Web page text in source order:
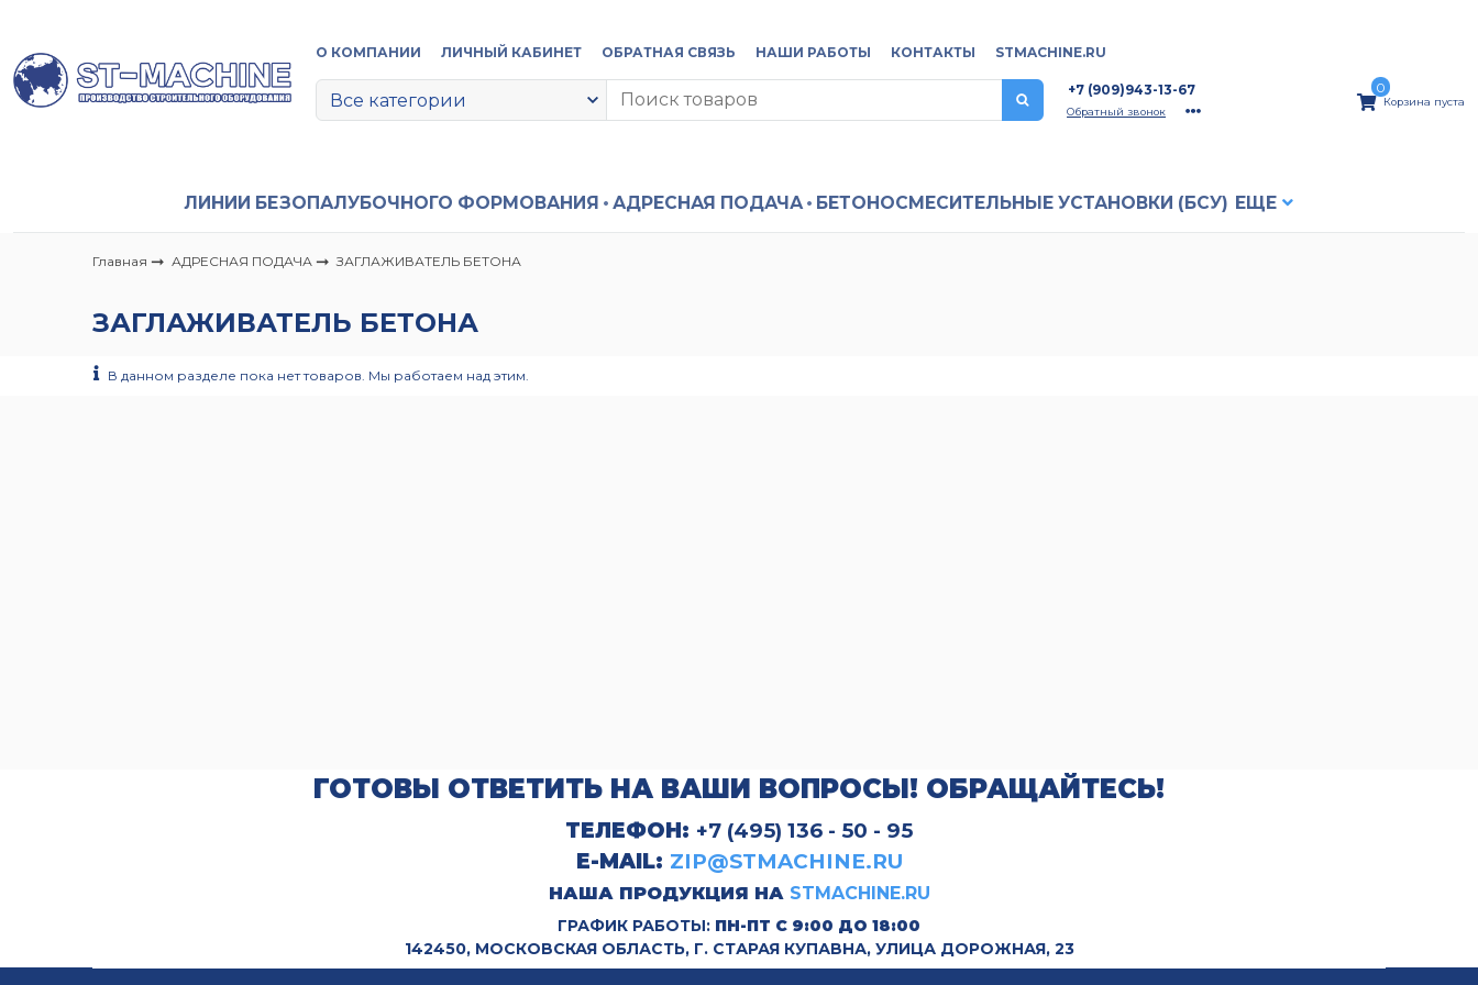
О КОМПАНИИ ЛИЧНЫЙ КАБИНЕТ ОБРАТНАЯ СВЯЗЬ НАШИ РАБОТЫ КОНТАКТЫ STMACHINE.RU
+7 (909)943-13-67
Обратный звонок
0
Корзина пуста
ЛИНИИ БЕЗОПАЛУБОЧНОГО ФОРМОВАНИЯ АДРЕСНАЯ ПОДАЧА БЕТОНОСМЕСИТЕЛЬНЫЕ УCТАНОВКИ (БСУ) ЕЩЕ
Главная АДРЕСНАЯ ПОДАЧА ЗАГЛАЖИВАТЕЛЬ БЕТОНА
ЗАГЛАЖИВАТЕЛЬ БЕТОНА
В данном разделе пока нет товаров. Мы работаем над этим.
ГОТОВЫ ОТВЕТИТЬ НА ВАШИ ВОПРОСЫ! ОБРАЩАЙТЕСЬ!
ТЕЛЕФОН: +7 (495) 136 - 50 - 95
E-MAIL: ZIP@STMACHINE.RU
НАША ПРОДУКЦИЯ НА STMACHINE.RU
ГРАФИК РАБОТЫ: ПН-ПТ С 9:00 ДО 18:00
142450, МОСКОВСКАЯ ОБЛАСТЬ, Г. СТАРАЯ КУПАВНА, УЛИЦА ДОРОЖНАЯ, 23